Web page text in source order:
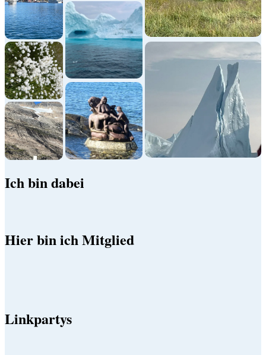
Ich bin dabei
Hier bin ich Mitglied
Linkpartys